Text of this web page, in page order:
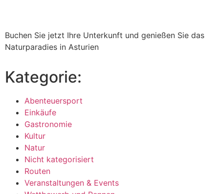
Buchen Sie jetzt Ihre Unterkunft und genießen Sie das
Naturparadies in Asturien
Kategorie:
Abenteuersport
Einkäufe
Gastronomie
Kultur
Natur
Nicht kategorisiert
Routen
Veranstaltungen & Events